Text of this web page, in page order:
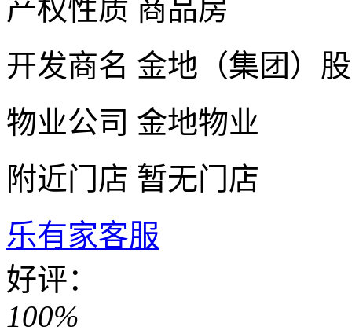
产权性质 商品房
开发商名 金地（集团）
物业公司 金地物业
附近门店 暂无门店
乐有家客服
好评：
100%